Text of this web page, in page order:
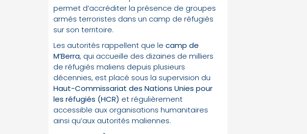
permet d’accréditer la présence de groupes
armés terroristes dans un camp de réfugiés
sur son territoire.
Les autorités rappellent que le camp de
M’Berra, qui accueille des dizaines de milliers
de réfugiés maliens depuis plusieurs
décennies, est placé sous la supervision du
Haut-Commissariat des Nations Unies pour
les réfugiés (HCR) et régulièrement
accessible aux organisations humanitaires
ainsi qu’aux autorités maliennes.